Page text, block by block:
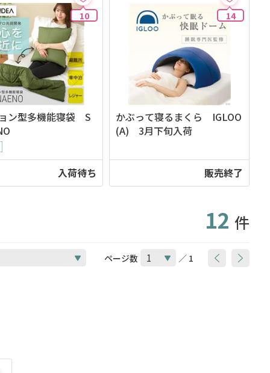
10
ン型多機能寝袋 S
入荷待ち
14
かぶって寝るまくら IGLOO
(A) 3月下旬入荷
販売終了
12 件
ページ数 ／ 1